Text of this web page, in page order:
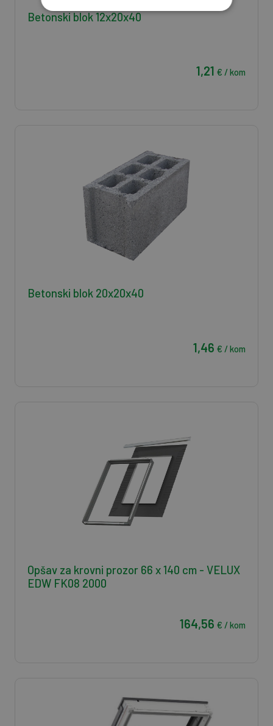
Betonski blok 12x20x40
1,21 € / kom
Betonski blok 20x20x40
1,46 € / kom
Opšav za krovni prozor 66 x 140 cm - VELUX
EDW FK08 2000
164,56 € / kom